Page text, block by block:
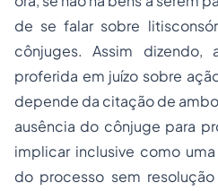
de se falar sobre
cônjuges. Assim dizendo,
proferida em juízo sobre
depende da citação de
ausência do cônjuge para
implicar inclusive como
do processo sem